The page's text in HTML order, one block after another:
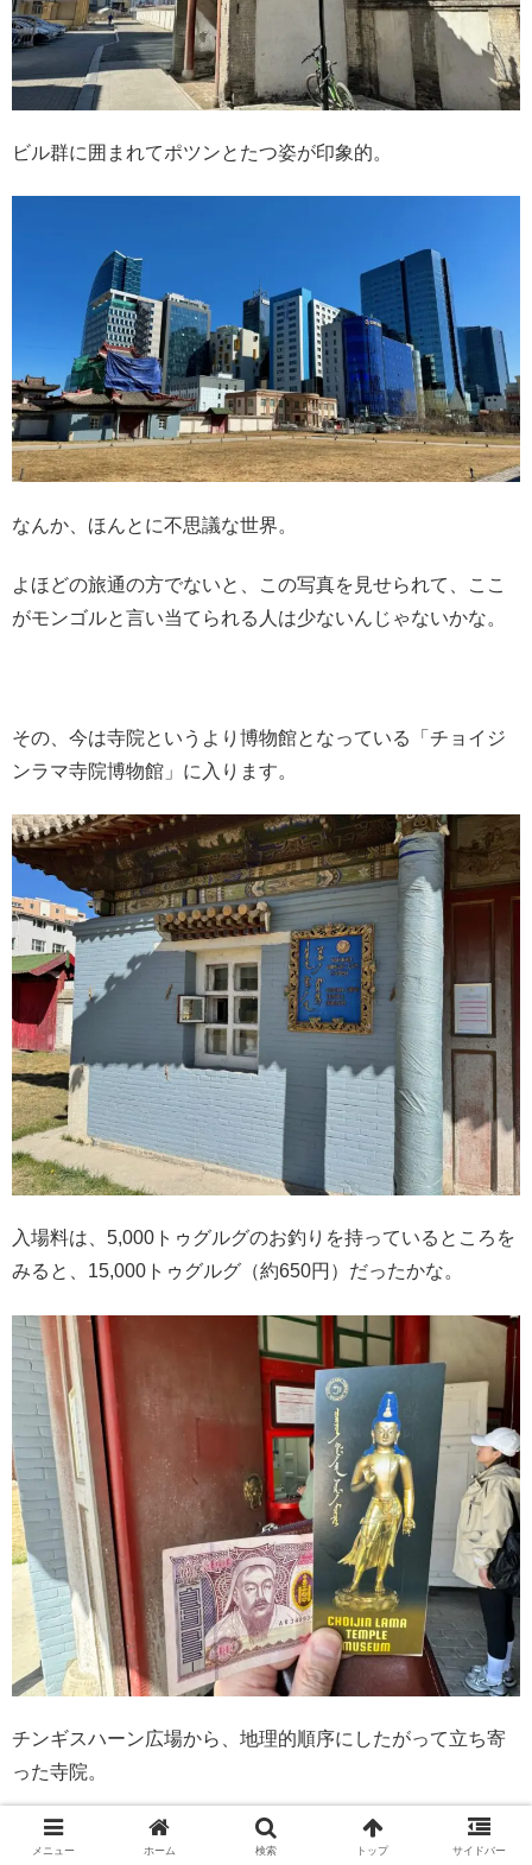
ビル群に囲まれてポツンとたつ姿が印象的。
なんか、ほんとに不思議な世界。
よほどの旅通の方でないと、この写真を見せられて、ここ
がモンゴルと言い当てられる人は少ないんじゃないかな。
その、今は寺院というより博物館となっている「チョイジ
ンラマ寺院博物館」に入ります。
入場料は、5,000トゥグルグのお釣りを持っているところを
みると、15,000トゥグルグ（約650円）だったかな。
チンギスハーン広場から、地理的順序にしたがって立ち寄
った寺院。
しかし、ここはウランバートルにおいて、最も美しいチベ
メニュー ホーム 検索 トップ サイドバー